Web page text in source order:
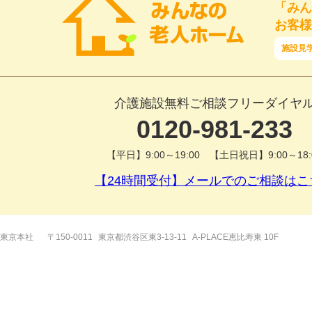
「み
お客
施設見
介護施設無料ご相談フリーダイヤ
0120-981-233
【平日】9:00～19:00 【土日祝日】9:00～
【24時間受付】メールでのご相談は
東京本社 〒150-0011 東京都渋谷区東3-13-11 A-PLACE恵比寿東 10F